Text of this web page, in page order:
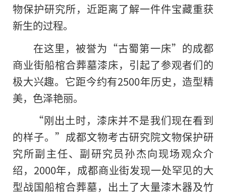
物保护研究所，近距离了解一件件宝藏重获
新生的过程。
在这里，被誉为“古蜀第一床”的成都
商业街船棺合葬墓漆床，引起了参观者们的
极大兴趣。它距今约有2500年历史，造型精
美，色泽艳丽。
“刚出土时，漆床并不是我们现在看到
的样子。”成都文物考古研究院文物保护研
究所副主任、副研究员孙杰向现场观众介
绍，2000年，成都商业街发现一处罕见的大
型战国船棺合葬墓，出土了大量漆木器及竹